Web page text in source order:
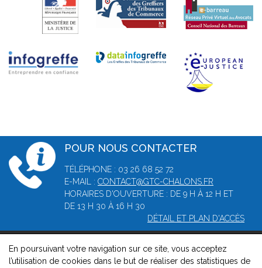
POUR NOUS CONTACTER
TÉLÉPHONE : 03 26 68 52 72
E-MAIL : CONTACT@GTC-CHALONS.FR
HORAIRES D'OUVERTURE : DE 9 H À 12 H ET
DE 13 H 30 À 16 H 30
DÉTAIL ET PLAN D'ACCÈS
© 2026, Greffe du tribunal de commerce de Châlons-en-
En poursuivant votre navigation sur ce site, vous acceptez
l’utilisation de cookies dans le but de réaliser des statistiques de